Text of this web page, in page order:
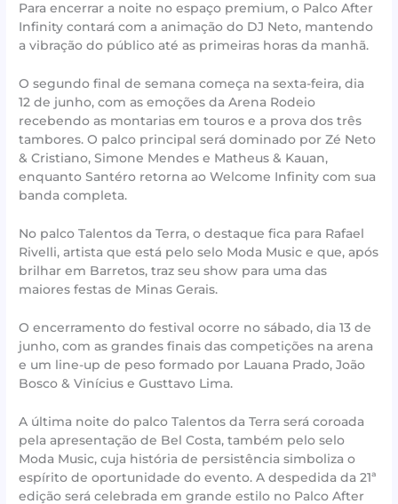
Para encerrar a noite no espaço premium, o Palco After
Infinity contará com a animação do DJ Neto, mantendo
a vibração do público até as primeiras horas da manhã.
O segundo final de semana começa na sexta-feira, dia
12 de junho, com as emoções da Arena Rodeio
recebendo as montarias em touros e a prova dos três
tambores. O palco principal será dominado por Zé Neto
& Cristiano, Simone Mendes e Matheus & Kauan,
enquanto Santéro retorna ao Welcome Infinity com sua
banda completa.
No palco Talentos da Terra, o destaque fica para Rafael
Rivelli, artista que está pelo selo Moda Music e que, após
brilhar em Barretos, traz seu show para uma das
maiores festas de Minas Gerais.
O encerramento do festival ocorre no sábado, dia 13 de
junho, com as grandes finais das competições na arena
e um line-up de peso formado por Lauana Prado, João
Bosco & Vinícius e Gusttavo Lima.
A última noite do palco Talentos da Terra será coroada
pela apresentação de Bel Costa, também pelo selo
Moda Music, cuja história de persistência simboliza o
espírito de oportunidade do evento. A despedida da 21ª
edição será celebrada em grande estilo no Palco After